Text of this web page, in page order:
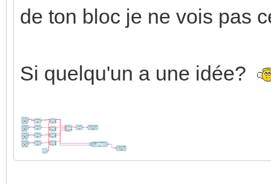
de ton bloc je ne vois pas
Si quelqu'un a une idée?